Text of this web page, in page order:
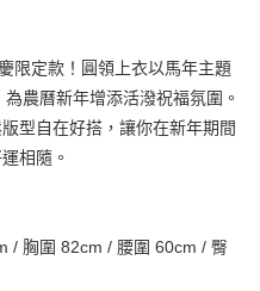
彰化商業銀行
台北富邦商業銀行
兆豐國際商業銀行
台中商業銀行
星展（台灣）商業銀行
彰化商業銀行
台北富邦商業銀行
兆豐國際商業銀行
遠東國際商業銀行
永豐商業銀行
限定款！圓領上衣以馬年主題
農曆新年增添活潑祝福氛圍。
型自在好搭，讓你在新年期間
相隨。
/ 胸圍 82cm / 腰圍 60cm / 臀